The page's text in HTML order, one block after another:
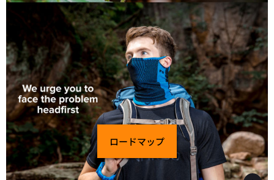
ロードマップ